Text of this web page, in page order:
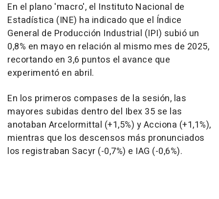
En el plano 'macro', el Instituto Nacional de
Estadística (INE) ha indicado que el Índice
General de Producción Industrial (IPI) subió un
0,8% en mayo en relación al mismo mes de 2025,
recortando en 3,6 puntos el avance que
experimentó en abril.
En los primeros compases de la sesión, las
mayores subidas dentro del Ibex 35 se las
anotaban Arcelormittal (+1,5%) y Acciona (+1,1%),
mientras que los descensos más pronunciados
los registraban Sacyr (-0,7%) e IAG (-0,6%).